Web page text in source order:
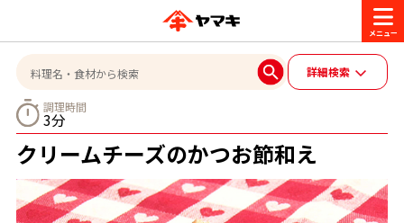
商品情報
ブランド一覧
レシピ
おいしいレシピを探す
かつお節・だしを楽しむ
詳細検索
調理時間
3分
クリームチーズのかつお節和え